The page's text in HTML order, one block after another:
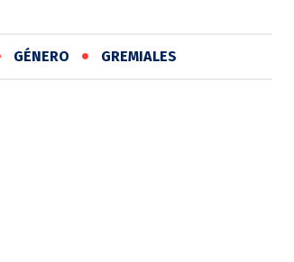
GÉNERO GREMIALES